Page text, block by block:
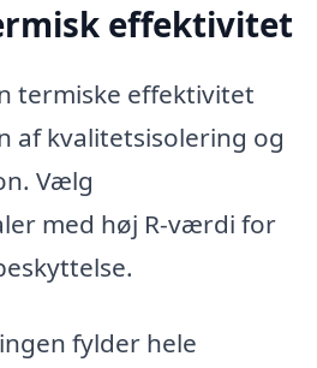
effektivitet
termiske effektivitet
af kvalitetsisolering og
Vælg
med høj R-værdi for
fylder hele